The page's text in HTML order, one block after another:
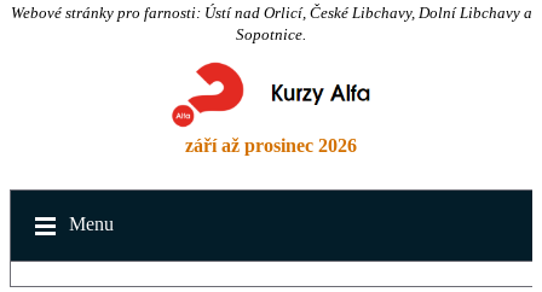
Webové stránky pro farnosti: Ústí nad Orlicí, České Libchavy, Dolní Libchavy a
Sopotnice.
září až prosinec 2026
Menu